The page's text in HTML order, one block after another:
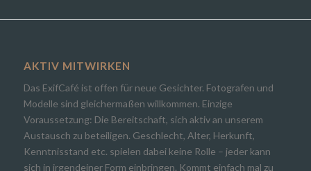
AKTIV MITWIRKEN
Das ExifCafé ist offen für neue Gesichter. Fotografen und
Modelle sind gleichermaßen willkommen. Einzige
Voraussetzung: Die Bereitschaft, sich aktiv an unserem
Austausch zu beteiligen. Geschlecht, Alter, Herkunft,
Kenntnisstand etc. spielen dabei keine Rolle – jeder kann
sich in irgendeiner Form einbringen. Kommt einfach mal zu